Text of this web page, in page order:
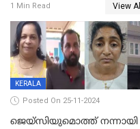
ഊര്‍ജിതമാക്കി
1 Min Read View All
KERALA
Posted On 25-11-2024
ജെയ്‌സിയുമൊത്ത് നന്നായി